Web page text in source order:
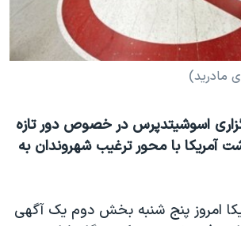
آمریکا ۲۰۲۴
به اسرائیل
آزادی
مادرید)
اسوشیتدپرس در خصوص دور تازه
آمریکا با محور ترغیب شهروندان به
امروز پنج شنبه بخش دوم یک آگهی